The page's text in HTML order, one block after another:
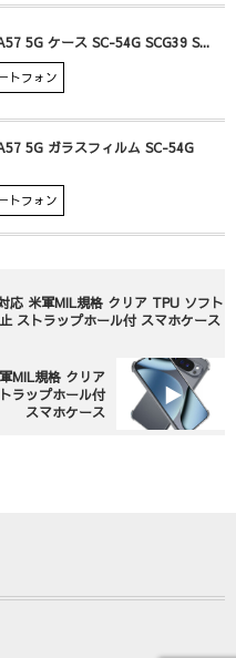
5G ケース SC-54G SCG39 S...
トフォン
5G ガラスフィルム SC-54G
トフォン
応 米軍MIL規格 クリア TPU ソフト
ストラップホール付 スマホケース
MIL規格 クリア
ラップホール付
スマホケース